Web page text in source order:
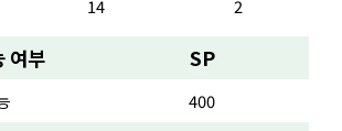
14 2
여부 SP
400